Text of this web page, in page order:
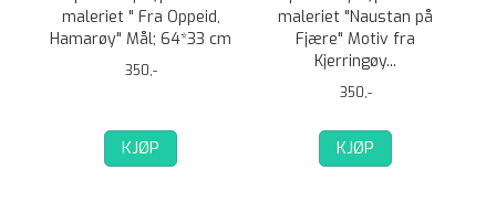
maleriet " Fra Oppeid,
Hamarøy" Mål; 64*33 cm
350,-
KJØP
maleriet "Naustan på
Fjære" Motiv fra
Kjerringøy...
350,-
KJØP